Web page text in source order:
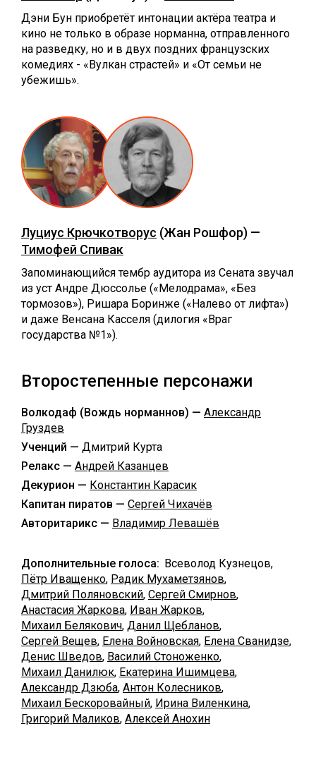
Дэни Бун приобретёт интонации актёра театра и
кино не только в образе норманна, отправленного
на разведку, но и в двух поздних французских
комедиях - «Вулкан страстей» и «От семьи не
убежишь».
Луциус Крючкотворус (Жан Рошфор) —
Тимофей Спивак
Запоминающийся тембр аудитора из Сената звучал
из уст Андре Дюссолье («Мелодрама», «Без
тормозов»), Ришара Боринже («Налево от лифта»)
и даже Венсана Касселя (дилогия «Враг
государства №1»).
Второстепенные персонажи
Волкодаф (Вождь норманнов) — Александр
Груздев
Ученций — Дмитрий Курта
Релакс — Андрей Казанцев
Декурион — Константин Карасик
Капитан пиратов — Сергей Чихачёв
Авторитарикс — Владимир Левашёв
Дополнительные голоса: Всеволод Кузнецов,
Пётр Иващенко, Радик Мухаметзянов,
Дмитрий Поляновский, Сергей Смирнов,
Анастасия Жаркова, Иван Жарков,
Михаил Белякович, Данил Щебланов,
Сергей Вещев, Елена Войновская, Елена Сванидзе,
Денис Шведов, Василий Стоноженко,
Михаил Данилюк, Екатерина Ишимцева,
Александр Дзюба, Антон Колесников,
Михаил Бескоровайный, Ирина Виленкина,
Григорий Маликов, Алексей Анохин